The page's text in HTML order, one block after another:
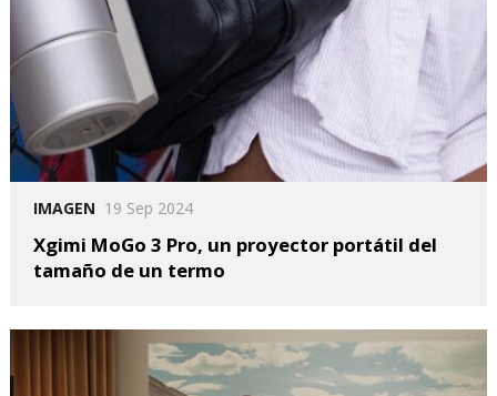
IMAGEN 19 Sep 2024
Xgimi MoGo 3 Pro, un proyector portátil del
tamaño de un termo